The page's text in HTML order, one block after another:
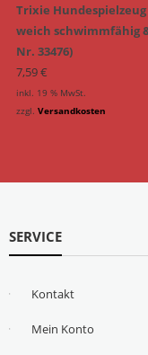
Trixie Hundespielzeug
weich schwimmfähig
Nr. 33476)
7,59€
inkl. 19 % MwSt.
zzgl. Versandkosten
SERVICE
Kontakt
Mein Konto